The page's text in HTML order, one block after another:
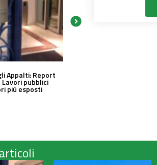
Appalti: Report
Lavori pubblici
più esposti